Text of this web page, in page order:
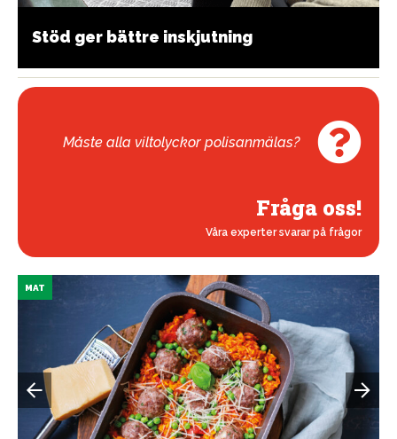
Stöd ger bättre inskjutning
Måste alla viltolyckor polisanmälas?
Fråga oss!
Våra experter svarar på frågor
MAT